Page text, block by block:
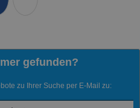
gefunden?
zu Ihrer Suche per E-Mail zu: